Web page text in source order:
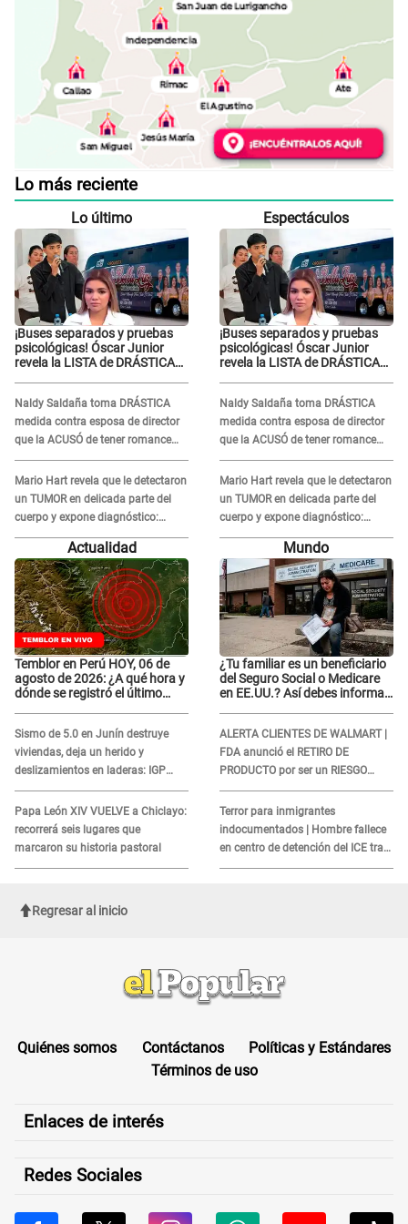
Lo más reciente
Lo último
¡Buses separados y pruebas
psicológicas! Óscar Junior
revela la LISTA de DRÁSTICAS
en 'La Bella Luz' tras caso
Naldy Saldaña
Naldy Saldaña toma DRÁSTICA
medida contra esposa de director
que la ACUSÓ de tener romance
con él: "Muy triste..."
Mario Hart revela que le detectaron
un TUMOR en delicada parte del
cuerpo y expone diagnóstico:
"Dolores muy fuertes..."
Espectáculos
¡Buses separados y pruebas
psicológicas! Óscar Junior
revela la LISTA de DRÁSTICAS
en 'La Bella Luz' tras caso
Naldy Saldaña
Naldy Saldaña toma DRÁSTICA
medida contra esposa de director
que la ACUSÓ de tener romance
con él: "Muy triste..."
Mario Hart revela que le detectaron
un TUMOR en delicada parte del
cuerpo y expone diagnóstico:
"Dolores muy fuertes..."
Actualidad
Temblor en Perú HOY, 06 de
agosto de 2026: ¿A qué hora y
dónde se registró el último
Sismo de 5.0 en Junín destruye
viviendas, deja un herido y
deslizamientos en laderas: IGP
alerta sobre posibles réplicas
Papa León XIV VUELVE a Chiclayo:
recorrerá seis lugares que
marcaron su historia pastoral
Mundo
¿Tu familiar es un beneficiario
del Seguro Social o Medicare
en EE.UU.? Así debes informar
ALERTA CLIENTES DE WALMART |
FDA anunció el RETIRO DE
PRODUCTO por ser un RIESGO
MORTAL para consumidores: ¿Cuál
es?
Terror para inmigrantes
indocumentados | Hombre fallece
en centro de detención del ICE tras
sufrir una "emergencia médica"
Regresar al inicio
Quiénes somos Contáctanos
Políticas y Estándares
Términos de uso
Enlaces de interés
Redes Sociales